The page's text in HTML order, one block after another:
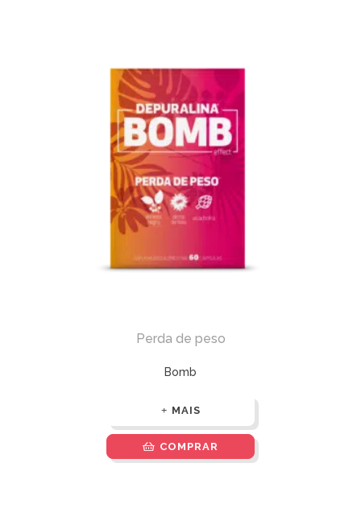
Perda de peso
Bomb
MAIS
COMPRAR